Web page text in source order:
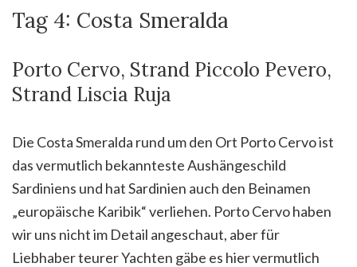
Tag 4: Costa Smeralda
Porto Cervo, Strand Piccolo Pevero,
Strand Liscia Ruja
Die Costa Smeralda rund um den Ort Porto Cervo ist
das vermutlich bekannteste Aushängeschild
Sardiniens und hat Sardinien auch den Beinamen
„europäische Karibik“ verliehen. Porto Cervo haben
wir uns nicht im Detail angeschaut, aber für
Liebhaber teurer Yachten gäbe es hier vermutlich